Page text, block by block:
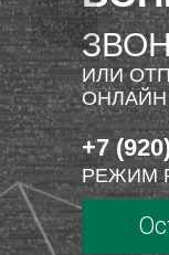
ИЛИ
ОНЛАЙН
+7
РЕЖИМ